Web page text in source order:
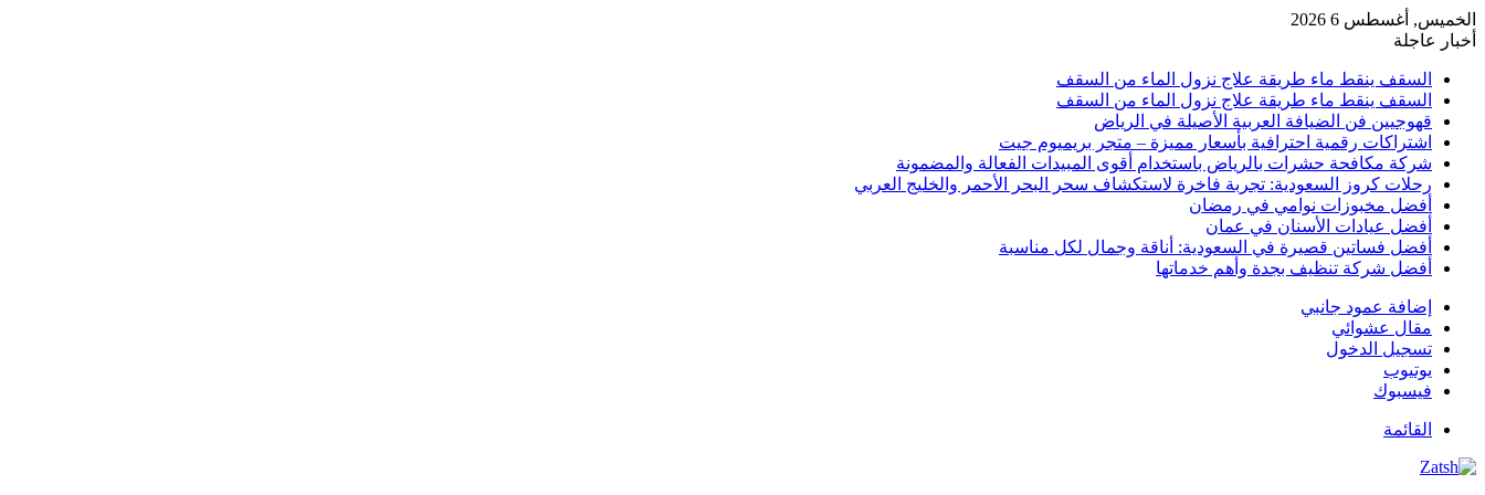
الخميس, أغسطس 6 2026
أخبار عاجلة
السقف ينقط ماء طريقة علاج نزول الماء من السقف
السقف ينقط ماء طريقة علاج نزول الماء من السقف
قهوجيين فن الضيافة العربية الأصيلة في الرياض
اشتراكات رقمية احترافية بأسعار مميزة – متجر بريميوم جيت
شركة مكافحة حشرات بالرياض باستخدام أقوى المبيدات الفعالة والمضمونة
رحلات كروز السعودية: تجربة فاخرة لاستكشاف سحر البحر الأحمر والخليج العربي
أفضل مخبوزات نوامي في رمضان
أفضل عيادات الأسنان في عمان
أفضل فساتين قصيرة في السعودية: أناقة وجمال لكل مناسبة
أفضل شركة تنظيف بجدة وأهم خدماتها
إضافة عمود جانبي
مقال عشوائي
تسجيل الدخول
يوتيوب
فيسبوك
القائمة